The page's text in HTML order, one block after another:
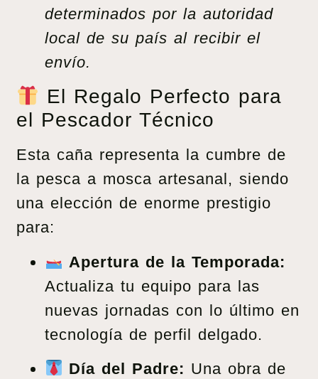
determinados por la autoridad
local de su país al recibir el
envío.
El Regalo Perfecto para
el Pescador Técnico
Esta caña representa la cumbre de
la pesca a mosca artesanal, siendo
una elección de enorme prestigio
para:
Apertura de la Temporada:
Actualiza tu equipo para las
nuevas jornadas con lo último en
tecnología de perfil delgado.
Día del Padre: Una obra de